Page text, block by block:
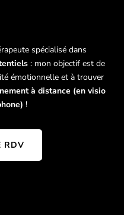
spécialisé dans
: mon objectif est de
émotionnelle et à trouver
à distance (en visio
!
RDV